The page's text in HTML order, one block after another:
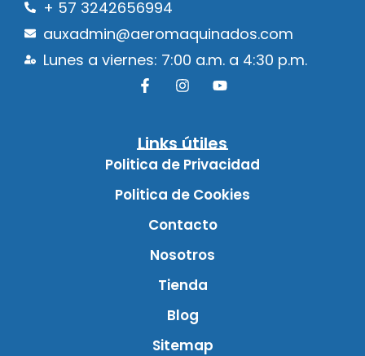
+ 57 3242656994
auxadmin@aeromaquinados.com
Lunes a viernes: 7:00 a.m. a 4:30 p.m.
Links útiles
Politica de Privacidad
Politica de Cookies
Contacto
Nosotros
Tienda
Blog
Sitemap